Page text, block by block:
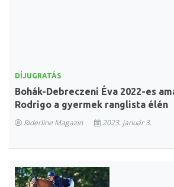
DÍJUGRATÁS
Bohák-Debreczeni Éva 2022-es
Rodrigo a gyermek ranglista élén
Riderline Magazin 2023. január 3.